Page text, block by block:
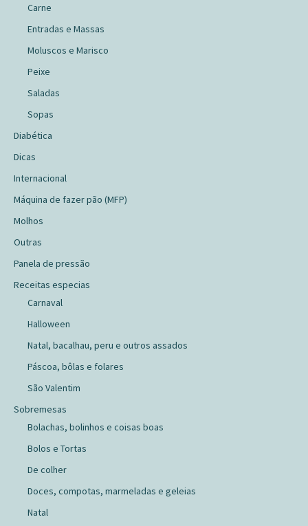
Carne
Entradas e Massas
Moluscos e Marisco
Peixe
Saladas
Sopas
Diabética
Dicas
Internacional
Máquina de fazer pão (MFP)
Molhos
Outras
Panela de pressão
Receitas especias
Carnaval
Halloween
Natal, bacalhau, peru e outros assados
Páscoa, bôlas e folares
São Valentim
Sobremesas
Bolachas, bolinhos e coisas boas
Bolos e Tortas
De colher
Doces, compotas, marmeladas e geleias
Natal